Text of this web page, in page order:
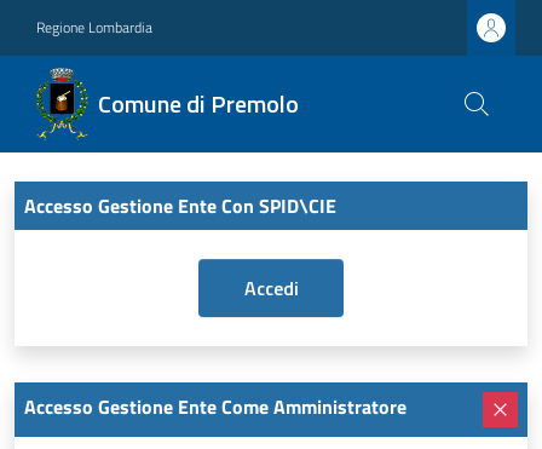
Regione Lombardia
Comune di Premolo
Accesso Gestione Ente Con SPID\CIE
Accesso Gestione Ente Come Amministratore